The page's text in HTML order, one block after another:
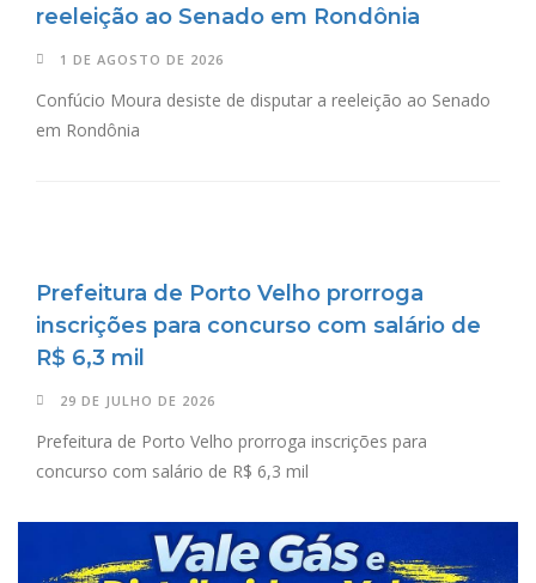
reeleição ao Senado em Rondônia
1 DE AGOSTO DE 2026
Confúcio Moura desiste de disputar a reeleição ao Senado
em Rondônia
Prefeitura de Porto Velho prorroga
inscrições para concurso com salário de
R$ 6,3 mil
29 DE JULHO DE 2026
Prefeitura de Porto Velho prorroga inscrições para
concurso com salário de R$ 6,3 mil